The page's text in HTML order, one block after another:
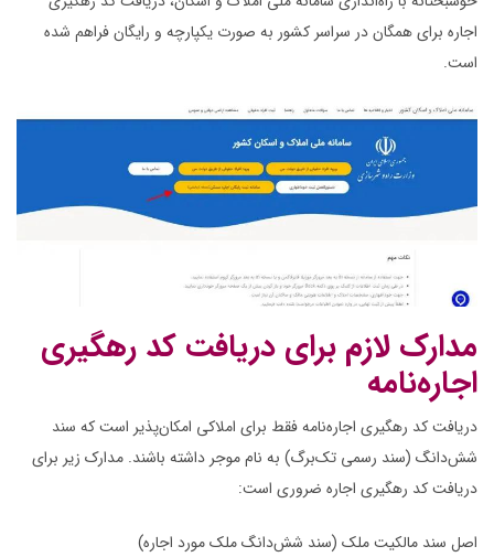
اجاره برای همگان در سراسر کشور به صورت یکپارچه و رایگان فراهم شده
است.
مدارک لازم برای دریافت کد رهگیری
اجاره‌نامه
دریافت کد رهگیری اجاره‌نامه فقط برای املاکی امکان‌پذیر است که سند
شش‌دانگ (سند رسمی تک‌برگ) به نام موجر داشته باشند. مدارک زیر برای
دریافت کد رهگیری اجاره ضروری است:
اصل سند مالکیت ملک (سند شش‌دانگ ملک مورد اجاره)